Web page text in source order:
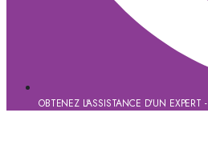
OBTENEZ L'ASSISTANCE D'UN EXPERT -